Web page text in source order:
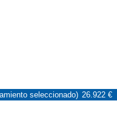
seleccionado) 26.922 €